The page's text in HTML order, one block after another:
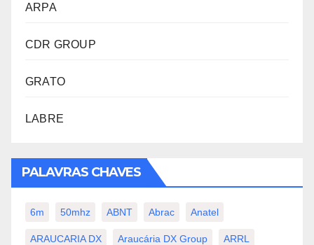
ARPA
CDR GROUP
GRATO
LABRE
PALAVRAS CHAVES
6m 50mhz ABNT Abrac Anatel
ARAUCARIA DX Araucária DX Group ARRL